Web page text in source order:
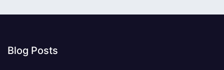
Blog Posts